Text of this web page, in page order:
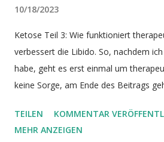
10/18/2023
Ketose Teil 3: Wie funktioniert
verbessert die Libido. So, nachdem
habe, geht es erst einmal um
keine Sorge, am Ende des Beitrags
zur Energiegewinnung, wie auch für
genutzt werden kann. Solange dem
TEILEN
KOMMENTAR
MEHR ANZEIGEN